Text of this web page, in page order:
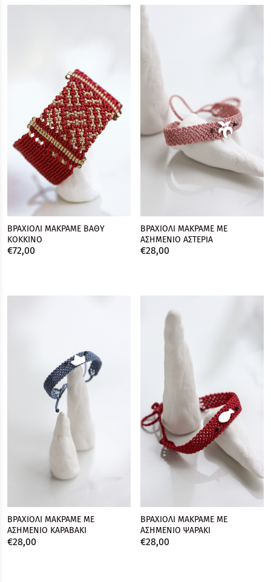
ΒΡΑΧΙΟΛΙ ΜΑΚΡΑΜΕ ΒΑΘΥ
ΚΟΚΚΙΝΟ
€72,00
ΒΡΑΧΙΟΛΙ ΜΑΚΡΑΜΕ ΜΕ
ΑΣΗΜΕΝΙO ΑΣΤΕΡΙΑ
€28,00
ΒΡΑΧΙΟΛΙ ΜΑΚΡΑΜΕ ΜΕ
ΑΣΗΜΕΝΙO ΚΑΡΑΒΑΚΙ
€28,00
ΒΡΑΧΙΟΛΙ ΜΑΚΡΑΜΕ ΜΕ
ΑΣΗΜΕΝΙO ΨΑΡΑΚΙ
€28,00